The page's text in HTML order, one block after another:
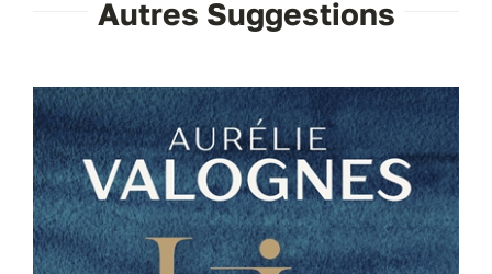
Autres Suggestions